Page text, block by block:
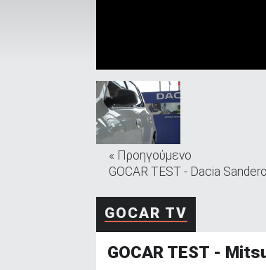
ΑΝΑΖΗΤΗΣΗ
« Προηγούμενο
GOCAR TEST - Dacia
GOCAR TV
GOCAR TEST -